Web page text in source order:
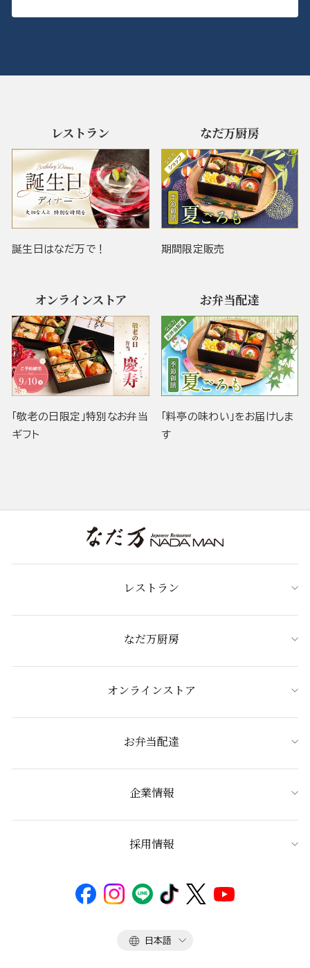
レストラン
誕生日はなだ万で！
なだ万厨房
期間限定販売
オンラインストア
「敬老の日限定」特別なお弁当
ギフト
お弁当配達
「料亭の味わい」をお届けしま
す
レストラン
なだ万厨房
オンラインストア
お弁当配達
企業情報
採用情報
言
日本語